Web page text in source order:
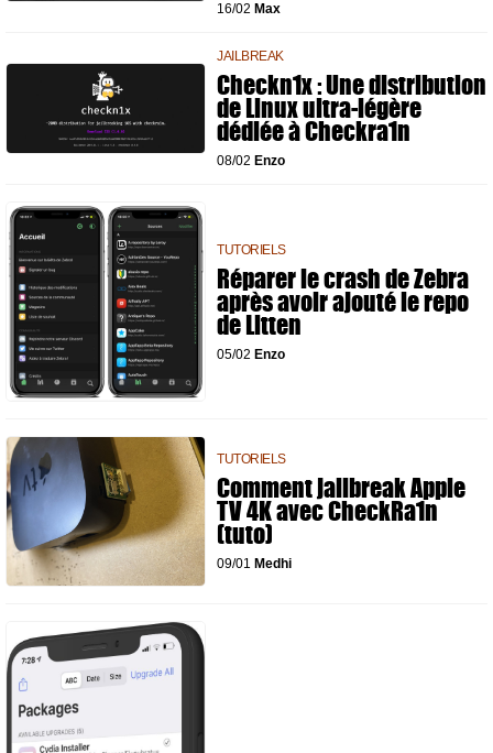
16/02 Max
JAILBREAK
Checkn1x : Une distribution
de Linux ultra-légère
dédiée à Checkra1n
08/02 Enzo
TUTORIELS
Réparer le crash de Zebra
après avoir ajouté le repo
de Litten
05/02 Enzo
TUTORIELS
Comment jailbreak Apple
TV 4K avec CheckRa1n
(tuto)
09/01 Medhi